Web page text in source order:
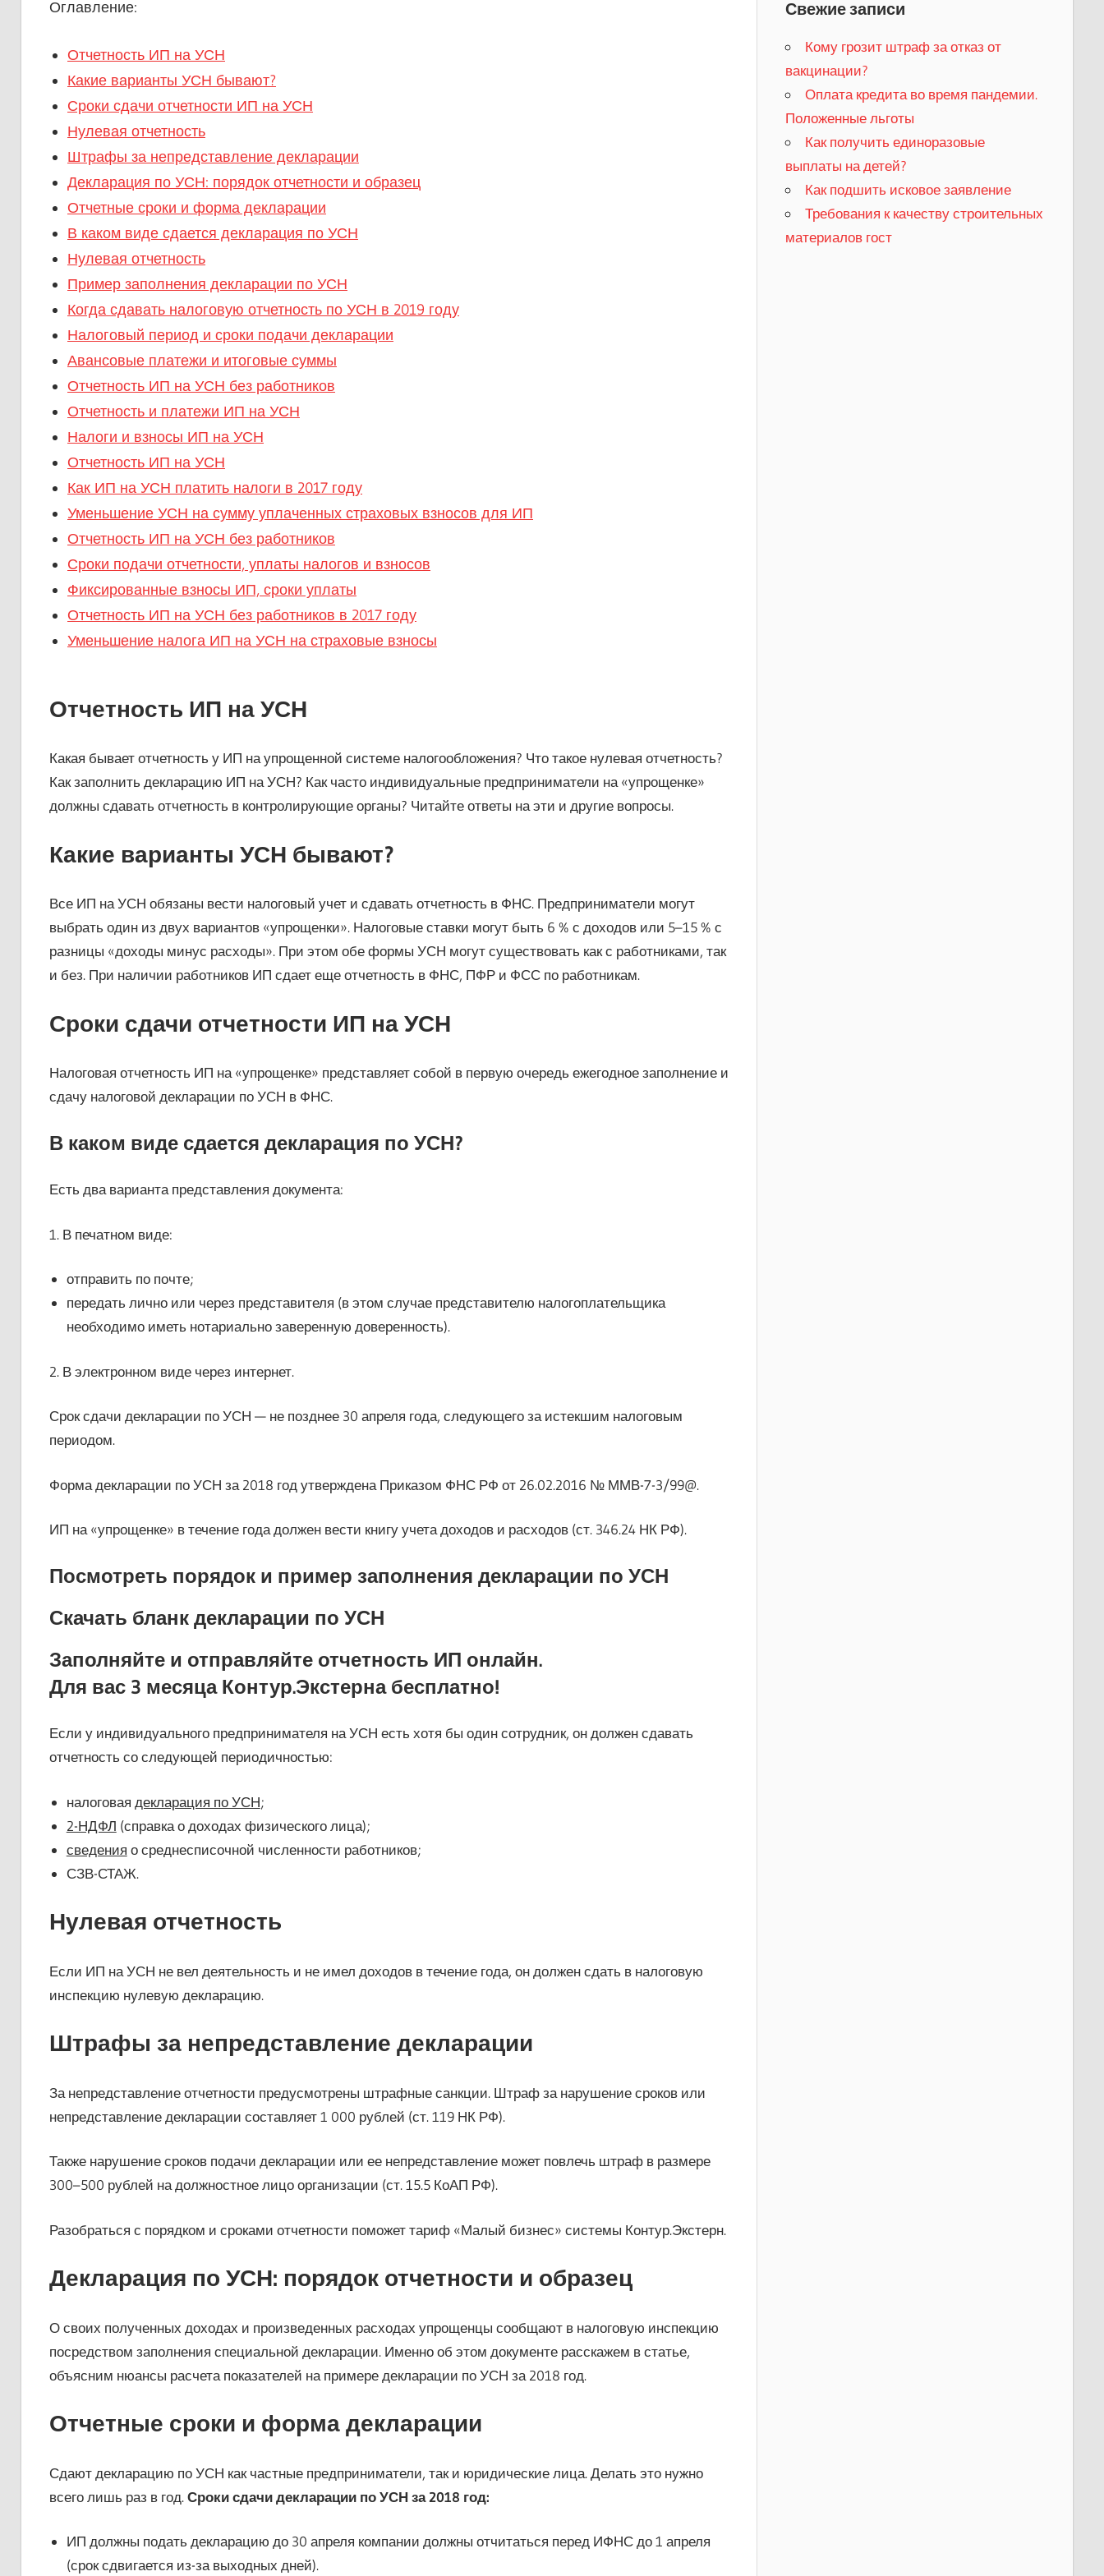
Оглавление:
Отчетность ИП на УСН
Какие варианты УСН бывают?
Сроки сдачи отчетности ИП на УСН
Нулевая отчетность
Штрафы за непредставление декларации
Декларация по УСН: порядок отчетности и образец
Отчетные сроки и форма декларации
В каком виде сдается декларация по УСН
Нулевая отчетность
Пример заполнения декларации по УСН
Когда сдавать налоговую отчетность по УСН в 2019 году
Налоговый период и сроки подачи декларации
Авансовые платежи и итоговые суммы
Отчетность ИП на УСН без работников
Отчетность и платежи ИП на УСН
Налоги и взносы ИП на УСН
Отчетность ИП на УСН
Как ИП на УСН платить налоги в 2017 году
Уменьшение УСН на сумму уплаченных страховых взносов для ИП
Отчетность ИП на УСН без работников
Сроки подачи отчетности, уплаты налогов и взносов
Фиксированные взносы ИП, сроки уплаты
Отчетность ИП на УСН без работников в 2017 году
Уменьшение налога ИП на УСН на страховые взносы
Отчетность ИП на УСН
Какая бывает отчетность у ИП на упрощенной системе налогообложения? Что такое нулевая отчетность?
Как заполнить декларацию ИП на УСН? Как часто индивидуальные предприниматели на «упрощенке»
должны сдавать отчетность в контролирующие органы? Читайте ответы на эти и другие вопросы.
Какие варианты УСН бывают?
Все ИП на УСН обязаны вести налоговый учет и сдавать отчетность в ФНС. Предприниматели могут
выбрать один из двух вариантов «упрощенки». Налоговые ставки могут быть 6 % с доходов или 5–15 % с
разницы «доходы минус расходы». При этом обе формы УСН могут существовать как с работниками, так
и без. При наличии работников ИП сдает еще отчетность в ФНС, ПФР и ФСС по работникам.
Сроки сдачи отчетности ИП на УСН
Налоговая отчетность ИП на «упрощенке» представляет собой в первую очередь ежегодное заполнение и
сдачу налоговой декларации по УСН в ФНС.
В каком виде сдается декларация по УСН?
Есть два варианта представления документа:
1. В печатном виде:
отправить по почте;
передать лично или через представителя (в этом случае представителю налогоплательщика
необходимо иметь нотариально заверенную доверенность).
2. В электронном виде через интернет.
Срок сдачи декларации по УСН — не позднее 30 апреля года, следующего за истекшим налоговым
периодом.
Форма декларации по УСН за 2018 год утверждена Приказом ФНС РФ от 26.02.2016 № ММВ-7-3/99@.
ИП на «упрощенке» в течение года должен вести книгу учета доходов и расходов (ст. 346.24 НК РФ).
Посмотреть порядок и пример заполнения декларации по УСН
Скачать бланк декларации по УСН
Заполняйте и отправляйте отчетность ИП онлайн.
Для вас 3 месяца Контур.Экстерна бесплатно!
Если у индивидуального предпринимателя на УСН есть хотя бы один сотрудник, он должен сдавать
отчетность со следующей периодичностью:
налоговая декларация по УСН;
2-НДФЛ (справка о доходах физического лица);
сведения о среднесписочной численности работников;
СЗВ-СТАЖ.
Нулевая отчетность
Если ИП на УСН не вел деятельность и не имел доходов в течение года, он должен сдать в налоговую
инспекцию нулевую декларацию.
Штрафы за непредставление декларации
За непредставление отчетности предусмотрены штрафные санкции. Штраф за нарушение сроков или
непредставление декларации составляет 1 000 рублей (ст. 119 НК РФ).
Также нарушение сроков подачи декларации или ее непредставление может повлечь штраф в размере
300–500 рублей на должностное лицо организации (ст. 15.5 КоАП РФ).
Разобраться с порядком и сроками отчетности поможет тариф «Малый бизнес» системы Контур.Экстерн.
Декларация по УСН: порядок отчетности и образец
О своих полученных доходах и произведенных расходах упрощенцы сообщают в налоговую инспекцию
посредством заполнения специальной декларации. Именно об этом документе расскажем в статье,
объясним нюансы расчета показателей на примере декларации по УСН за 2018 год.
Отчетные сроки и форма декларации
Сдают декларацию по УСН как частные предприниматели, так и юридические лица. Делать это нужно
всего лишь раз в год.Сроки сдачи декларации по УСН за 2018 год:
ИП должны подать декларацию до 30 апреля компании должны отчитаться перед ИФНС до 1 апреля
(срок сдвигается из-за выходных дней).
Свежие записи
Кому грозит штраф за отказ от
вакцинации?
​Оплата кредита во время пандемии.
Положенные льготы
​Как получить единоразовые
выплаты на детей?
Как подшить исковое заявление
Требования к качеству строительных
материалов гост